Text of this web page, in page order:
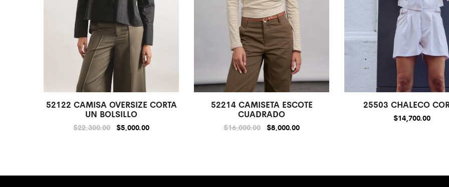
52122 CAMISA OVERSIZE CORTA
UN BOLSILLO
$22,300.00 $5,000.00
52214 CAMISETA ESCOTE
CUADRADO
$16,000.00 $8,000.00
25503 CHALECO
$14,700.00